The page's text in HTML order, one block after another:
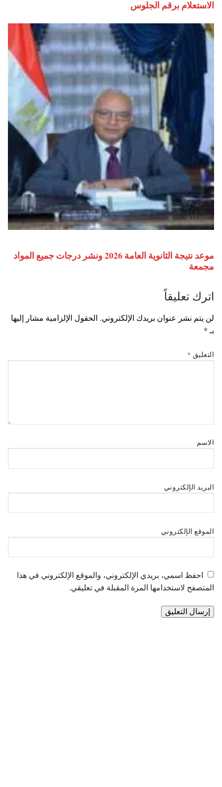
الاستعلام برقم الجلوس
موعد نتيجة الثانوية العامة 2026 ونشر درجات جميع المواد
مجمعة
اترك تعليقاً
لن يتم نشر عنوان بريدك الإلكتروني. الحقول الإلزامية مشار إليها
بـ *
التعليق *
الاسم
البريد الإلكتروني
الموقع الإلكتروني
احفظ اسمي، بريدي الإلكتروني، والموقع الإلكتروني في هذا
المتصفح لاستخدامها المرة المقبلة في تعليقي.